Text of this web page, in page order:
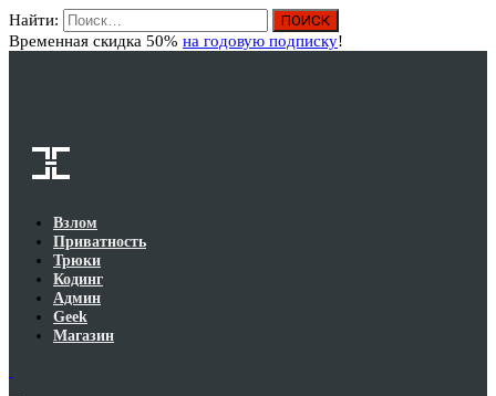
Найти:
Временная скидка 50% на годовую подписку!
Взлом
Приватность
Трюки
Кодинг
Админ
Geek
Магазин